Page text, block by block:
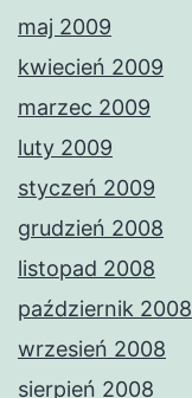
maj 2009
kwiecień 2009
marzec 2009
luty 2009
styczeń 2009
grudzień 2008
listopad 2008
październik 2008
wrzesień 2008
sierpień 2008